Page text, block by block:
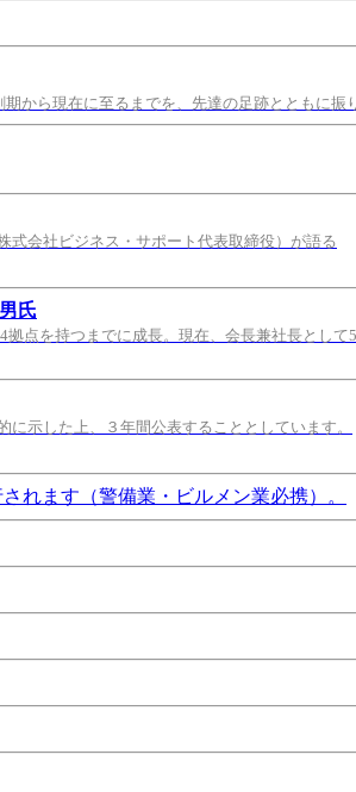
から現在に至るまでを、先達の足跡とともに振
式会社ビジネス・サポート代表取締役）が語る
氏
点を持つまでに成長。現在、会長兼社長とし
示した上、３年間公表することとしています。
れます（警備業・ビルメン業必携）。